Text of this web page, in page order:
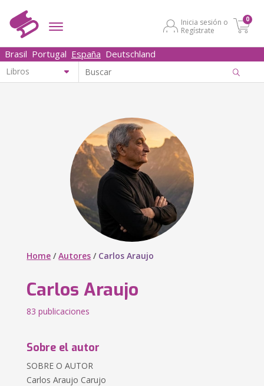
Inicia sesión o
Regístrate
0
Brasil Portugal España Deutschland
Home /Autores / Carlos Araujo
Carlos Araujo
83 publicaciones
Sobre el autor
SOBRE O AUTOR
Carlos Araujo Carujo